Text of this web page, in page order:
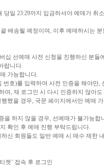
당일 23:29까지 입금하셔야 예매가 취
배송될 예정이며, 이후 예매하시는
십 선예매 사전 신청을 진행하신 분들
랍니다.
가능합니다.
번호)를 입력하여 사전 인증을 해야만,
며, 재 로그인 시 다시 인증하지 않아도
했을 경우, 국문 페이지에서만 예매
을 하지 않을 경우, 선예매가 불가능합
확인 후 예매 진행 부탁드립니다.
신 회원들도 일반 예매 시 매수 제한
티켓’ 접속 후 로그인